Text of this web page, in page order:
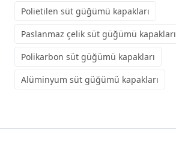
Polietilen süt güğümü kapakları
Paslanmaz çelik süt güğümü kapakları
Polikarbon süt güğümü kapakları
Alüminyum süt güğümü kapakları